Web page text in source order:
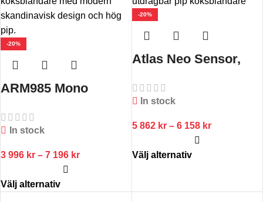
-20%
ARM985 Mono
In stock
3 996 kr – 7 196 kr
Välj alternativ
-20%
Atlas Neo Sensor,
In stock
5 862 kr – 6 158 kr
Välj alternativ